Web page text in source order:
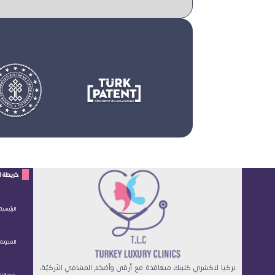
تركيا لاكشري كلينك متعاقدة مع أرقى وأضخم المشافي التّركيّة،
خريطة
الرئيسية
المدونة